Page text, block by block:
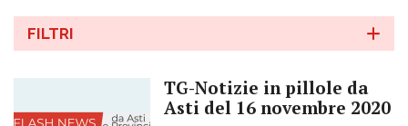
FILTRI
TG-Notizie in pillole da
Asti del 16 novembre 2020